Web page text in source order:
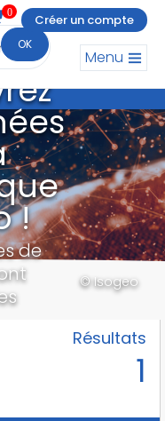
OK
Menu
0
Créer un compte
!
de
© Isogeo
Résultats
1